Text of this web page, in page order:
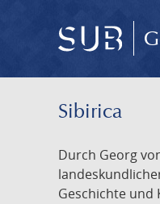
Sibirica
Durch Georg
Geschichte und